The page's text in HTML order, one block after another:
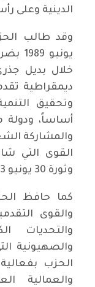
الدينية وعلى
وقد طالب
خلال بديل
ديمقراطية
وتحقيق
أساساً،
والمشاركة
وثورة 30 يونيو 2013 التي أسقطت حكم الإخوان.
كما حافظ
والقوى
والتحديات
والصهيونية
الحزب
والعمالية